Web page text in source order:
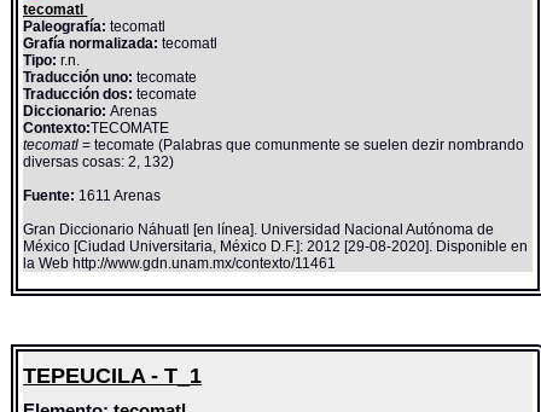
tecomatl
Paleografía: tecomatl
Grafía normalizada: tecomatl
Tipo: r.n.
Traducción uno: tecomate
Traducción dos: tecomate
Diccionario:Arenas
Contexto:TECOMATE
tecomatl= tecomate (Palabras que comunmente se suelen dezir nombrando
diversas cosas: 2, 132)
Fuente: 1611 Arenas
Gran Diccionario Náhuatl [en línea]. Universidad Nacional Autónoma de
México [Ciudad Universitaria, México D.F.]: 2012 [29-08-2020]. Disponible en
la Web http://www.gdn.unam.mx/contexto/11461
TEPEUCILA - T_1